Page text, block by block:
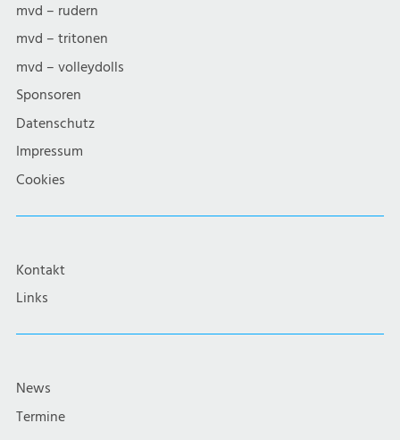
mvd – rudern
mvd – tritonen
mvd – volleydolls
Sponsoren
Datenschutz
Impressum
Cookies
Kontakt
Links
News
Termine